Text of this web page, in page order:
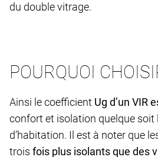
du double vitrage.
POURQUOI
Ainsi le coefficient Ug d’un VIR
confort et isolation quelque soit
d’habitation. Il est à noter que
trois fois plus isolants que des